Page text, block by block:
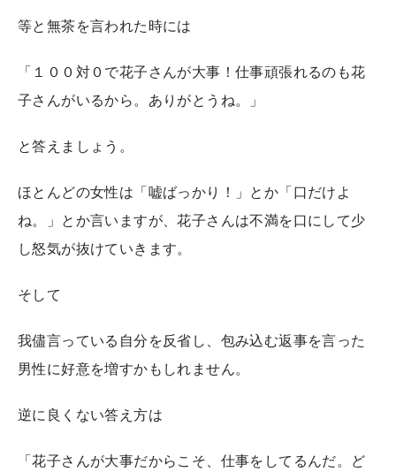
等と無茶を言われた時には
「１００対０で花子さんが大事！仕事頑張れるのも花
子さんがいるから。ありがとうね。」
と答えましょう。
ほとんどの女性は「嘘ばっかり！」とか「口だけよ
ね。」とか言いますが、花子さんは不満を口にして少
し怒気が抜けていきます。
そして
我儘言っている自分を反省し、包み込む返事を言った
男性に好意を増すかもしれません。
逆に良くない答え方は
「花子さんが大事だからこそ、仕事をしてるんだ。ど